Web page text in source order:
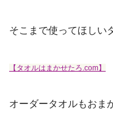
そこまで使ってほしい
【タオルはまかせたろ.com】
オーダータオルもおま